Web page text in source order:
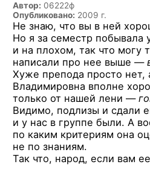
Автор: 06222ф
Опубликовано: 2009 г.
Не знаю, что вы в ней
Но я за семестр побывала
и на плохом, так что могу
написали про нее выше —
Хуже препода просто нет,
Владимировна вполне
только от нашей лени —
Видимо, подлизы и сдали
и у нас в группе были. А
по каким критериям она
не по знаниям.
Так что, народ, если вам